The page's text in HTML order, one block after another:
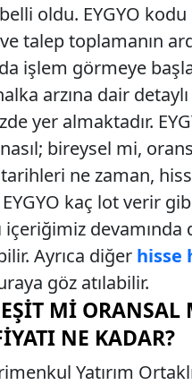
oldu. EYGYO
talep toplamanın
işlem görmeye
arzına dair
yer almaktadır.
bireysel mi,
ne zaman,
kaç lot verir
içeriğimiz devamında
Ayrıca diğer hisse
göz atılabilir.
MI ORANSAL
NE KADAR?
Yatırım